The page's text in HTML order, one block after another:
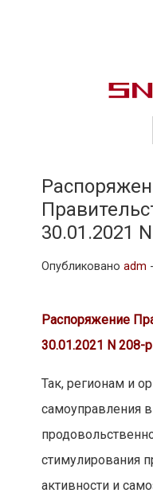
30.01.2021
Опубликовано adm -
Распоряжение
30.01.2021 N 208-р
Так, регионам и
самоуправления
стимулирования
активности и